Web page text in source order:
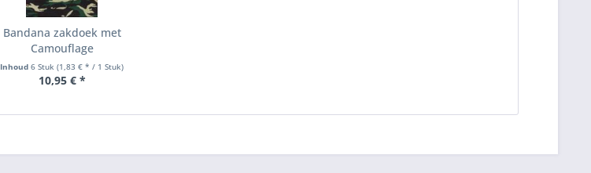
Bandana zakdoek met
Camouflage
Inhoud6 Stuk(1,83 € * / 1 Stuk)
10,95 € *